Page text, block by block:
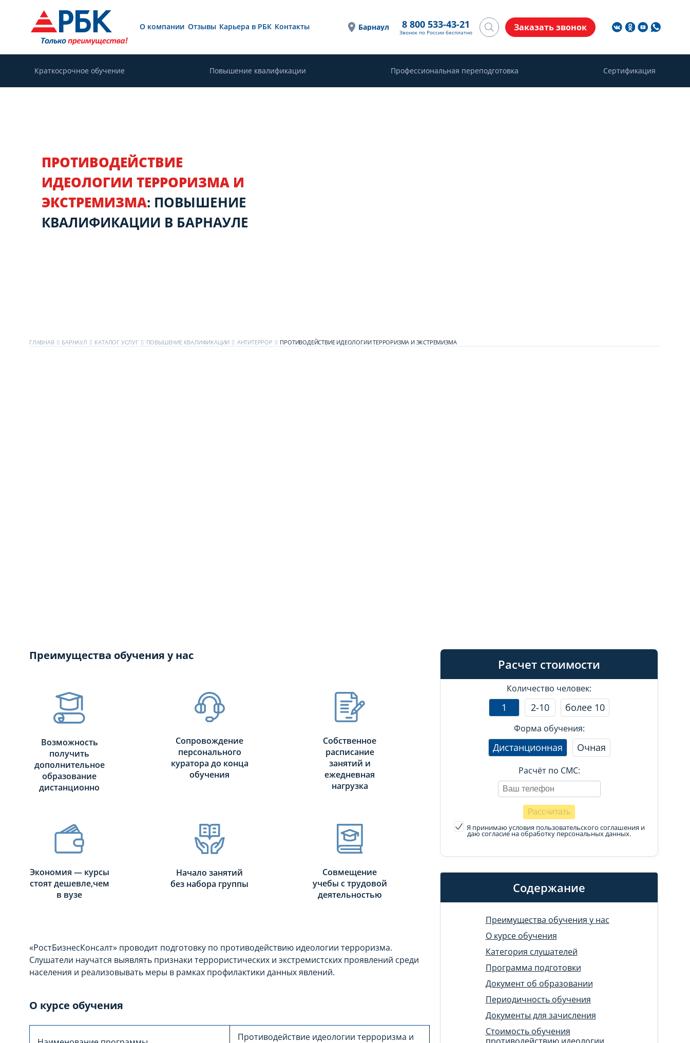
ПРОТИВОДЕЙСТВИЕ
ИДЕОЛОГИИ ТЕРРОРИЗМА И
ЭКСТРЕМИЗМА: ПОВЫШЕНИЕ
КВАЛИФИКАЦИИ В БАРНАУЛЕ
ГЛАВНАЯ БАРНАУЛ КАТАЛОГ УСЛУГ ПОВЫШЕНИЕ КВАЛИФИКАЦИИ АНТИТЕРРОР ПРОТИВОДЕЙСТВИЕ ИДЕОЛОГИИ ТЕРРОРИЗМА И ЭКСТРЕМИЗМА
Расчет стоимости
Количество человек:
1 2-10 более 10
Форма обучения:
Дистанционная Очная
Расчёт по СМС:
Я принимаю условия пользовательского соглашения и
даю согласие на обработку персональных данных.
Содержание
Преимущества обучения у нас
О курсе обучения
Категория слушателей
Программа подготовки
Документ об образовании
Периодичность обучения
Документы для зачисления
Стоимость обучения
Преимущества обучения у нас
Возможность
получить
дополнительное
образование
дистанционно
Сопровождение
персонального
куратора до конца
обучения
Собственное
расписание
занятий и
ежедневная
нагрузка
Экономия — курсы
стоят дешевле,чем
в вузе
Начало занятий
без набора группы
Совмещение
учебы с трудовой
деятельностью
«РостБизнесКонсалт» проводит подготовку по противодействию идеологии терроризма.
Слушатели научатся выявлять признаки террористических и экстремистских проявлений среди
населения и реализовывать меры в рамках профилактики данных явлений.
О курсе обучения
Противодействие идеологии терроризма и
О компании Отзывы Карьера в РБК Контакты Барнаул 8 800 533-43-21
Звонок по России бесплатно Заказать звонок
Краткосрочное обучение Повышение квалификации Профессиональная переподготовка Сертификация